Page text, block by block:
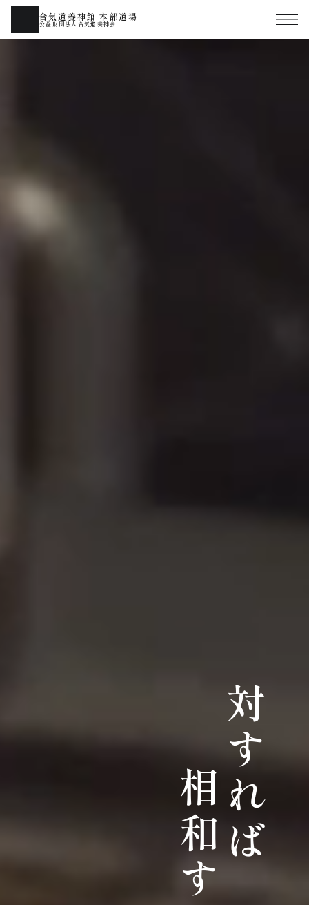
合気道養神館 本部道場
公益財団法人合気道養神会
対すれば
相和す